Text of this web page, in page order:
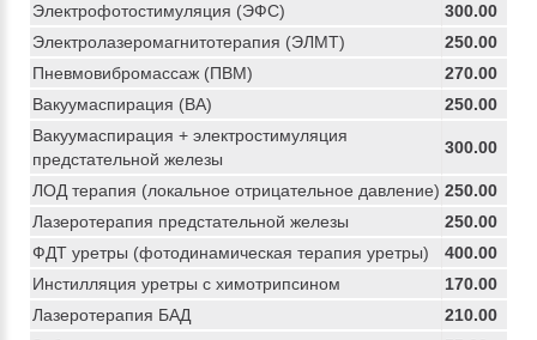
Электрофотостимуляция (ЭФС)
300.00
Электролазеромагнитотерапия (ЭЛМТ)
250.00
Пневмовибромассаж (ПВМ)
270.00
Вакуумаспирация (ВА)
250.00
Вакуумаспирация + электростимуляция
предстательной железы
300.00
ЛОД терапия (локальное отрицательное давление) 250.00
Лазеротерапия предстательной железы
250.00
ФДТ уретры (фотодинамическая терапия уретры)
400.00
Инстилляция уретры с химотрипсином
170.00
Лазеротерапия БАД
210.00